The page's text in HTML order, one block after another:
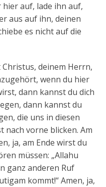
auf, lade ihn auf,
aus auf ihn, deinen
es nicht auf die
deinem Herrn,
wenn du hier
dann kannst du dich
dann kannst du
die uns in diesen
nach vorne blicken. Am
ja, am Ende wirst du
müssen: „Allahu
ganz anderen Ruf
kommt!“ Amen, ja,